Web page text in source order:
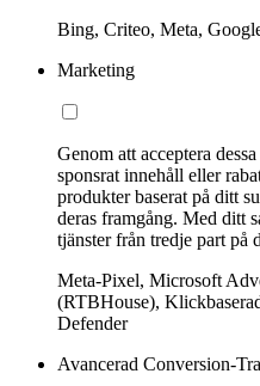
Bing, Criteo, Meta,
Marketing
Genom att acceptera
sponsrat innehåll eller
produkter baserat på ditt
deras framgång. Med ditt
tjänster från tredje part på
Meta-Pixel, Microsoft
(RTBHouse),
Defender
Avancerad Conversion-